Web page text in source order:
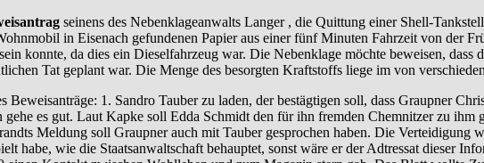
seinens des Nebenklageanwalts Langer , die Quittung einer Shell-
in Eisenach gefundenen Papier aus einer fünf Minuten Fahrzeit von der
konnte, da dies ein Dieselfahrzeug war. Die Nebenklage möchte beweisen,
Tat geplant war. Die Menge des besorgten Kraftstoffs liege im von
1. Sandro Tauber zu laden, der bestägtigen soll, dass Graupner
es gut. Laut Kapke soll Edda Schmidt den für ihn fremden Chemnitzer zu
Meldung soll Graupner auch mit Tauber gesprochen haben. Die Verteidigung
habe, wie die Staatsanwaltschaft behauptet, sonst wäre er der Adtressat dieser